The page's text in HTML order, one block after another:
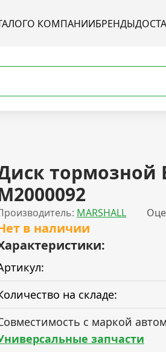
О КОМПАНИИБРЕНДЫ
тормозной
MARSHALL
в наличии
на складе:
с маркой
запчасти